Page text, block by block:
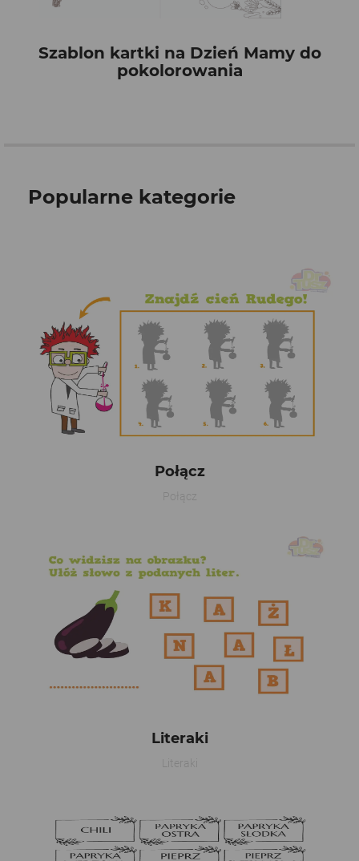
Szablon kartki na Dzień Mamy do
pokolorowania
Popularne kategorie
Połącz
Połącz
Literaki
Literaki